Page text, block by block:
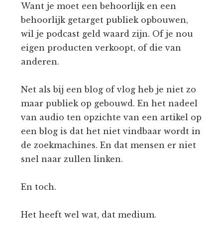
Want je moet een behoorlijk en een
behoorlijk getarget publiek opbouwen,
wil je podcast geld waard zijn. Of je nou
eigen producten verkoopt, of die van
anderen.
Net als bij een blog of vlog heb je niet zo
maar publiek op gebouwd. En het nadeel
van audio ten opzichte van een artikel op
een blog is dat het niet vindbaar wordt in
de zoekmachines. En dat mensen er niet
snel naar zullen linken.
En toch.
Het heeft wel wat, dat medium.